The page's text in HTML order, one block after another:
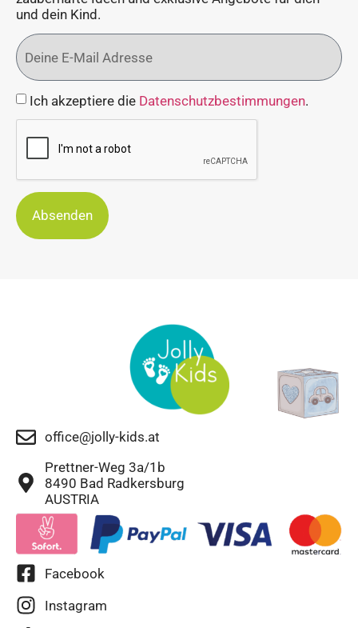
und dein Kind.
Ich akzeptiere die Datenschutzbestimmungen.
Absenden
office@jolly-kids.at
Prettner-Weg 3a/1b
8490 Bad Radkersburg
AUSTRIA
Facebook
Instagram